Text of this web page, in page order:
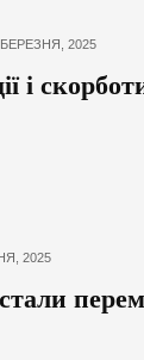
2025
і
2025